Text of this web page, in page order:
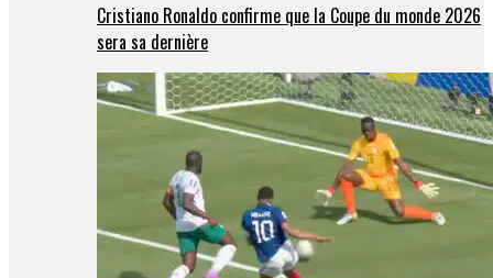
Cristiano Ronaldo confirme que la Coupe du monde 2026
sera sa dernière